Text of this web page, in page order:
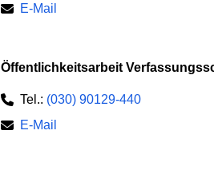
E-Mail
Öffentlichkeitsarbeit
Tel.: (030) 90129-440
E-Mail